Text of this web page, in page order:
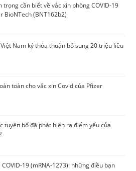
trọng cần biết về vắc xin phòng COVID-19
BioNTech (BNT162b2)
Nam ký thỏa thuận bổ sung 20 triệu liều
toàn cho vắc xin Covid của Pfizer
tuyêп bố đã phát hiện ra điểm yếu của
19 (mRNA-1273): những điều bạn